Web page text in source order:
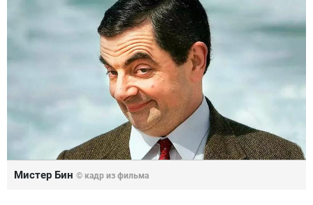
Мистер Бин © кадр из фильма